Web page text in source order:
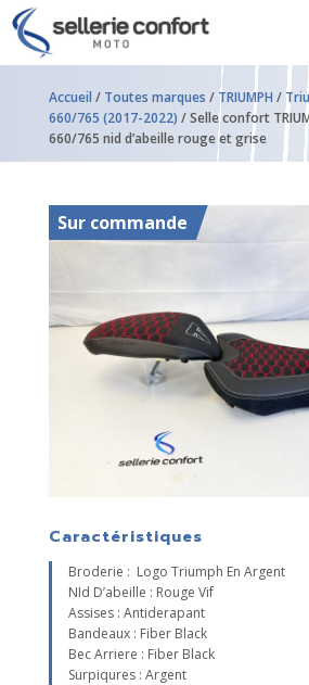
Accueil / Toutes marques / TRIUMPH /
660/765 (2017-2022) / Selle confort
660/765 nid d’abeille rouge et grise
Sur commande
Caractéristiques
Broderie : Logo Triumph En Argent
NId D’abeille : Rouge Vif
Assises : Antiderapant
Bandeaux : Fiber Black
Bec Arriere : Fiber Black
Surpiqures : Argent